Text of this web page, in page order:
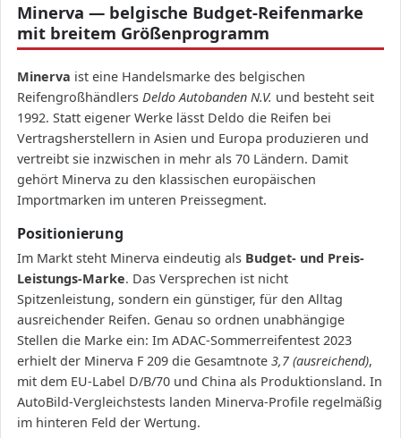
Minerva — belgische Budget-Reifenmarke
mit breitem Größenprogramm
Minerva ist eine Handelsmarke des belgischen
Reifengroßhändlers Deldo Autobanden N.V. und besteht seit
1992. Statt eigener Werke lässt Deldo die Reifen bei
Vertragsherstellern in Asien und Europa produzieren und
vertreibt sie inzwischen in mehr als 70 Ländern. Damit
gehört Minerva zu den klassischen europäischen
Importmarken im unteren Preissegment.
Positionierung
Im Markt steht Minerva eindeutig als Budget- und Preis-
Leistungs-Marke. Das Versprechen ist nicht
Spitzenleistung, sondern ein günstiger, für den Alltag
ausreichender Reifen. Genau so ordnen unabhängige
Stellen die Marke ein: Im ADAC-Sommerreifentest 2023
erhielt der Minerva F 209 die Gesamtnote 3,7 (ausreichend),
mit dem EU-Label D/B/70 und China als Produktionsland. In
AutoBild-Vergleichstests landen Minerva-Profile regelmäßig
im hinteren Feld der Wertung.